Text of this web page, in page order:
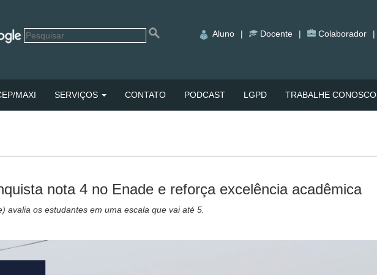
Aluno | Docente | Colaborador |
MAXI SERVIÇOS CONTATO PODCAST LGPD TRABALHE CONOSCO
nota 4 no Enade e reforça excelência acadêmica
avalia os estudantes em uma escala que vai até 5.